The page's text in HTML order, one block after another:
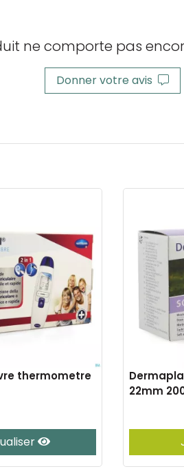
ne comporte pas
Donner votre avis
thermometre
22mm